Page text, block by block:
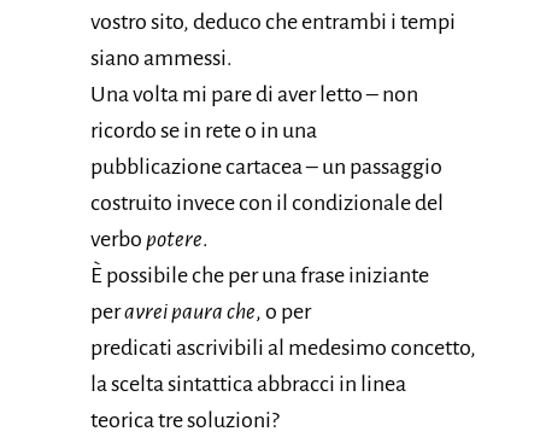
vostro sito, deduco che entrambi i tempi
siano ammessi.
Una volta mi pare di aver letto – non
ricordo se in rete o in una
pubblicazione cartacea – un passaggio
costruito invece con il condizionale del
verbo potere.
È possibile che per una frase iniziante
peravrei paura che, o per
predicati ascrivibili al medesimo concetto,
la scelta sintattica abbracci in linea
teorica tre soluzioni?